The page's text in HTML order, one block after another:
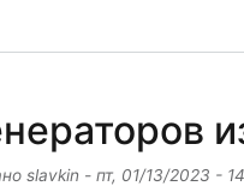
slavkin - пт, 01/13/2023 -